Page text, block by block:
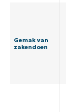
Gemak van
zakendoen